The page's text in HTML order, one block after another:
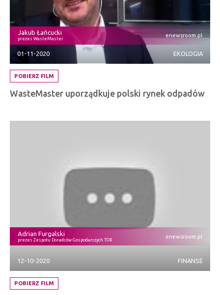
Jakub Łańcucki
prezes WasteMaster
enewsroom.pl
01-11-2020 EKOLOGIA
POBIERZ FILM
WasteMaster uporządkuje polski rynek odpadów
Adrian Furgalski
prezes Zespołu Doradców Gospodarczych TOR
enewsroom.pl
12-10-2020 FINANSE
POBIERZ FILM